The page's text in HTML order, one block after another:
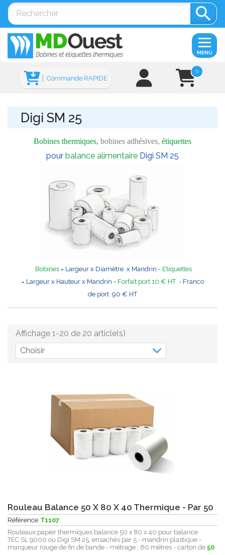

0
Commande RAPIDE
MENU
Digi SM 25
Bobines thermiques, bobines adhésives, étiquettes
pour balance alimentaire Digi SM 25
Bobines = Largeur x Diamètre x Mandrin - Etiquettes
= Largeur x Hauteur x Mandrin - Forfait port 10 € HT- Franco
de port 90 € HT
Choisir
Affichage 1-20 de 20 article(s)
Rouleau Balance 50 X 80 X 40 Thermique - Par 50
Référence T1107
Rouleaux papier thermiques balance 50 x 80 x 40 pour balance
TEC SL 9000 ou Digi SM 25, ensachés par 5 - mandrin plastique -
marqueur rouge de fin de bande - métrage : 60 mètres - carton de 50